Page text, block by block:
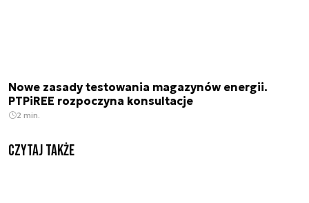
Nowe zasady testowania magazynów energii.
PTPiREE rozpoczyna konsultacje
2 min.
Czytaj także